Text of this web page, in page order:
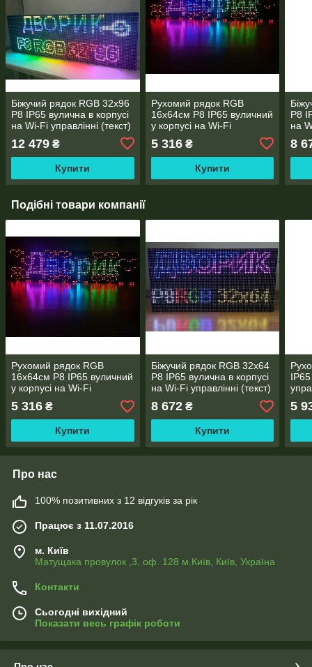
Біжучий рядок RGB 32х96
Р8 IP65 вулична в корпусі
на Wi-Fi управлінні (текст)
12 479 ₴
Купити
Рухомий рядок RGB
16х64см Р8 IP65 вуличний
у корпусі на Wi-Fi
5 316₴
Купити
Р8
на
8
Подібні товари компанії
Рухомий рядок RGB
16х64см Р8 IP65 вуличний
у корпусі на Wi-Fi
керування (текст)
5 316 ₴
Купити
Біжучий рядок RGB 32х64
Р8 IP65 вулична в корпусі
на Wi-Fi управлінні (текст)
8 672₴
Купити
5
Про нас
100% позитивних з 12 відгуків за рік
Працює з 11.07.2016
м. Київ
Матущака провулок ,3, оф. 128 м.Київ, Київ, Україна
Контакти
Сьогодні вихідний
Показати весь графік роботи